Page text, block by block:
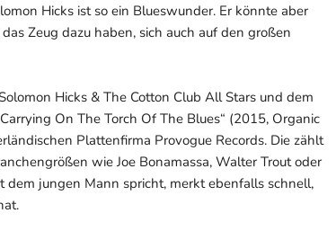
Hicks ist so ein Blueswunder. Er könnte aber
Zeug dazu haben, sich auch auf den großen
Hicks & The Cotton Club All Stars und dem
On The Torch Of The Blues“ (2015, Organic
Plattenfirma Provogue Records. Die zählt
wie Joe Bonamassa, Walter Trout oder
jungen Mann spricht, merkt ebenfalls schnell,